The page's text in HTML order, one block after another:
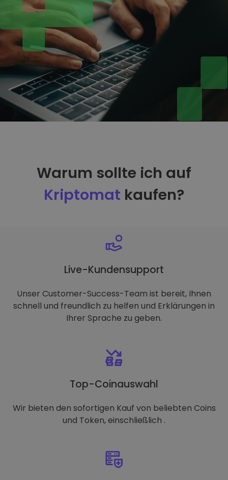
Warum sollte ich auf
Kriptomat kaufen?
Live-Kundensupport
Unser Customer-Success-Team ist bereit, Ihnen
schnell und freundlich zu helfen und Erklärungen in
Ihrer Sprache zu geben.
Top-Coinauswahl
Wir bieten den sofortigen Kauf von beliebten Coins
und Token, einschließlich .